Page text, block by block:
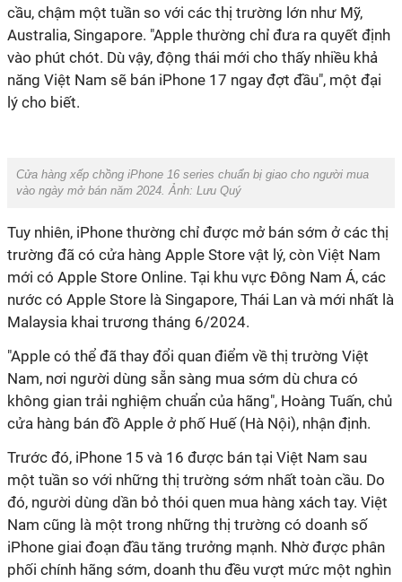
cầu, chậm một tuần so với các thị trường lớn như Mỹ,
Australia, Singapore. "Apple thường chỉ đưa ra quyết định
vào phút chót. Dù vậy, động thái mới cho thấy nhiều khả
năng Việt Nam sẽ bán iPhone 17 ngay đợt đầu", một đại
lý cho biết.
Cửa hàng xếp chồng iPhone 16 series chuẩn bị giao cho người mua
vào ngày mở bán năm 2024. Ảnh: Lưu Quý
Tuy nhiên, iPhone thường chỉ được mở bán sớm ở các thị
trường đã có cửa hàng Apple Store vật lý, còn Việt Nam
mới có Apple Store Online. Tại khu vực Đông Nam Á, các
nước có Apple Store là Singapore, Thái Lan và mới nhất là
Malaysia khai trương tháng 6/2024.
"Apple có thể đã thay đổi quan điểm về thị trường Việt
Nam, nơi người dùng sẵn sàng mua sớm dù chưa có
không gian trải nghiệm chuẩn của hãng", Hoàng Tuấn, chủ
cửa hàng bán đồ Apple ở phố Huế (Hà Nội), nhận định.
Trước đó, iPhone 15 và 16 được bán tại Việt Nam sau
một tuần so với những thị trường sớm nhất toàn cầu. Do
đó, người dùng dần bỏ thói quen mua hàng xách tay. Việt
Nam cũng là một trong những thị trường có doanh số
iPhone giai đoạn đầu tăng trưởng mạnh. Nhờ được phân
phối chính hãng sớm, doanh thu đều vượt mức một nghìn